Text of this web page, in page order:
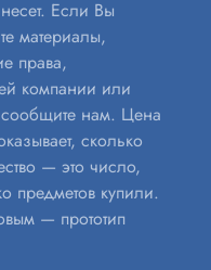
Если Вы
материалы,
права,
компании или
нам. Цена
сколько
— это число,
предметов купили.
— прототип